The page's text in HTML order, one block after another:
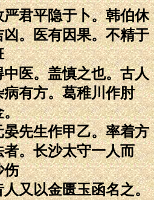
君平隐于卜。韩伯休
。医有因果。不精于
医。盖慎之也。古人
有方。葛稚川作肘
。
先生作甲乙。率着方
。长沙太守一人而
伤
又以金匮玉函名之。